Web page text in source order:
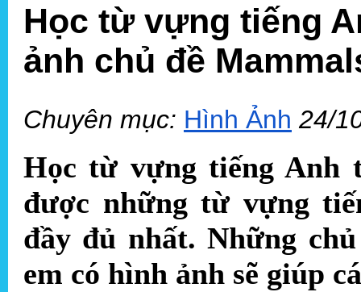
Học từ vựng tiếng
ảnh chủ đề
Chuyên mục: Hình Ảnh 24/
Học từ vựng tiếng Anh
được những từ vựng
đầy đủ nhất. Những
em có hình ảnh sẽ giúp